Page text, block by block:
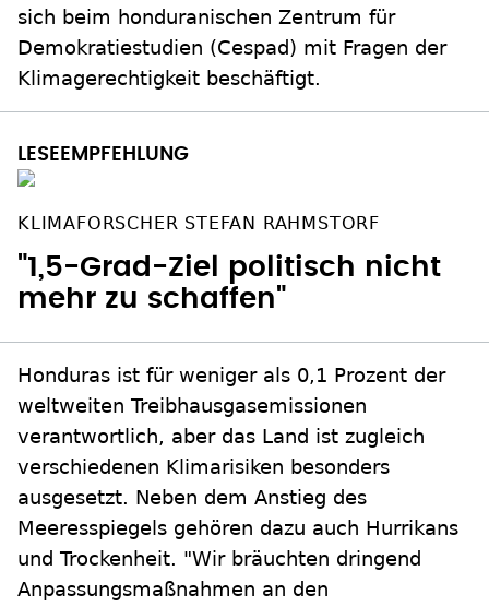
sich beim honduranischen Zentrum für
Demokratiestudien (Cespad) mit Fragen der
Klimagerechtigkeit beschäftigt.
KLIMAFORSCHER STEFAN RAHMSTORF
"1,5-Grad-Ziel politisch nicht
mehr zu schaffen"
Honduras ist für weniger als 0,1 Prozent der
weltweiten Treibhausgasemissionen
verantwortlich, aber das Land ist zugleich
verschiedenen Klimarisiken besonders
ausgesetzt. Neben dem Anstieg des
Meeresspiegels gehören dazu auch Hurrikans
und Trockenheit. "Wir bräuchten dringend
Anpassungsmaßnahmen an den